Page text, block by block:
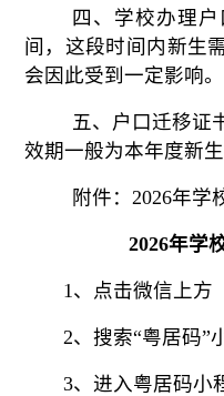
四 、学校办理
间，这段时间内新生
会因 此受到一定影响。
五、户口迁移证
效期一般为本年度新
附件：2026年学
2026年学
1、点击微信上方
2、搜索“粤居码”
3、进入粤居码小